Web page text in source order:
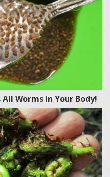
Worms in Your Body!